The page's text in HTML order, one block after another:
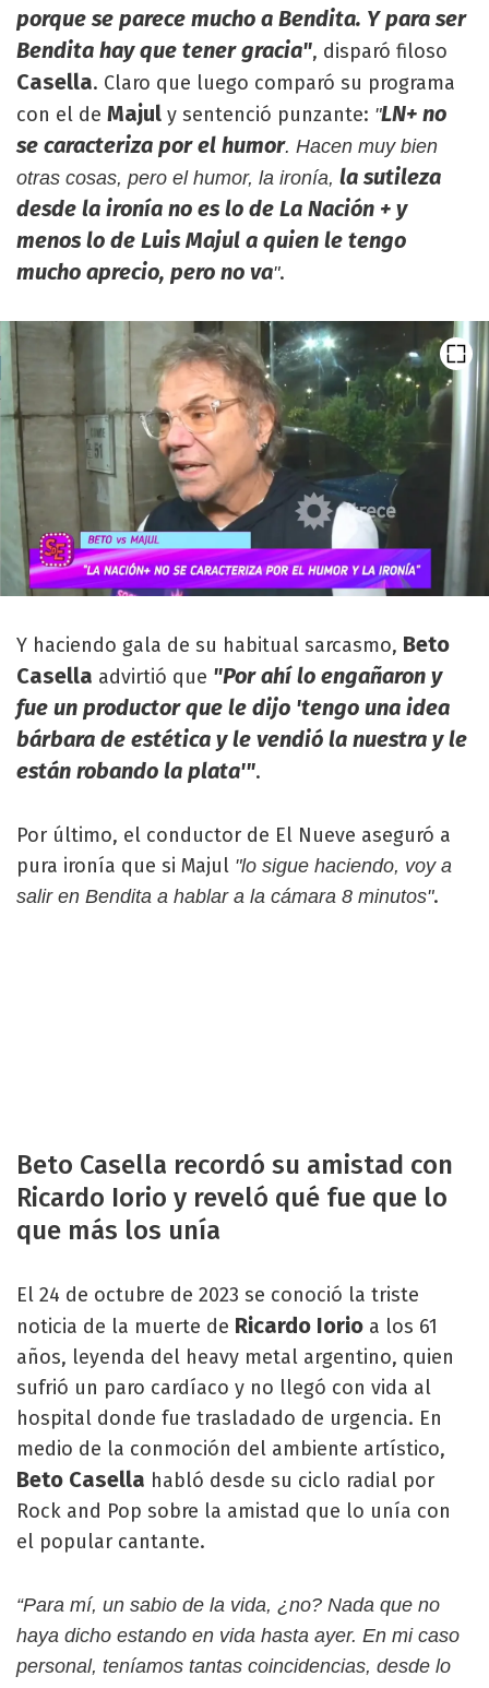
porque se parece mucho a Bendita. Y para ser
Bendita hay que tener gracia", disparó filoso
Casella. Claro que luego comparó su programa
con el de Majul y sentenció punzante: "LN+ no
se caracteriza por el humor. Hacen muy bien
otras cosas, pero el humor, la ironía, la sutileza
desde la ironía no es lo de La Nación + y
menos lo de Luis Majul a quien le tengo
mucho aprecio, pero no va".
Y haciendo gala de su habitual sarcasmo, Beto
Casella advirtió que "Por ahí lo engañaron y
fue un productor que le dijo 'tengo una idea
bárbara de estética y le vendió la nuestra y le
están robando la plata'".
Por último, el conductor de El Nueve aseguró a
pura ironía que si Majul "lo sigue haciendo, voy a
salir en Bendita a hablar a la cámara 8 minutos".
Beto Casella recordó su amistad con
Ricardo Iorio y reveló qué fue que lo
que más los unía
El 24 de octubre de 2023 se conoció la triste
noticia de la muerte de Ricardo Iorio a los 61
años, leyenda del heavy metal argentino, quien
sufrió un paro cardíaco y no llegó con vida al
hospital donde fue trasladado de urgencia. En
medio de la conmoción del ambiente artístico,
Beto Casella habló desde su ciclo radial por
Rock and Pop sobre la amistad que lo unía con
el popular cantante.
“Para mí, un sabio de la vida, ¿no? Nada que no
haya dicho estando en vida hasta ayer. En mi caso
personal, teníamos tantas coincidencias, desde lo